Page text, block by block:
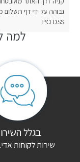
גבוהה על ידי דף תשלום
PCI DSS
אין עדיין חוות דעת.
היה הראשון לכתוב סקירה
האימייל לא יוצג באתר.
למה
בגלל
שירות לקוחות